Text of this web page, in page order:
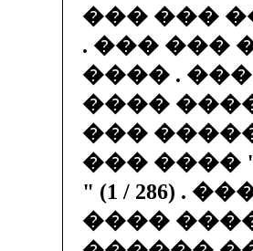
��� ���
. ��� ���
���� .
����
���
��� ����
" (1 / 286) .
����